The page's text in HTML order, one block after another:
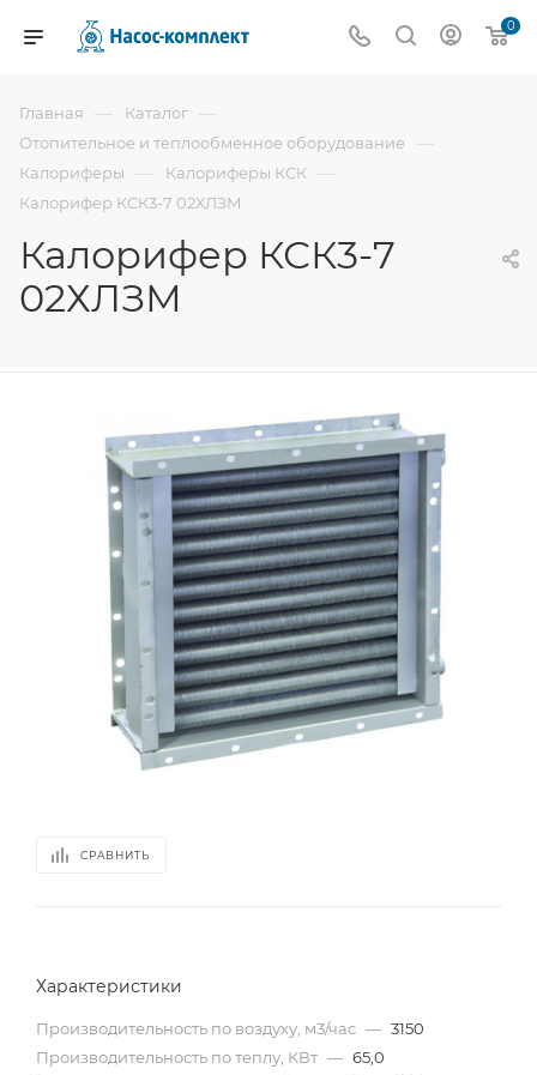
0
Главная — Каталог —
Отопительное и теплообменное оборудование —
Калориферы — Калориферы КСК —
Калорифер КСК3-7 02ХЛЗМ
Калорифер КСК3-7
02ХЛЗМ
СРАВНИТЬ
Характеристики
Производительность по воздуху, м3/час — 3150
Производительность по теплу, КВт — 65,0